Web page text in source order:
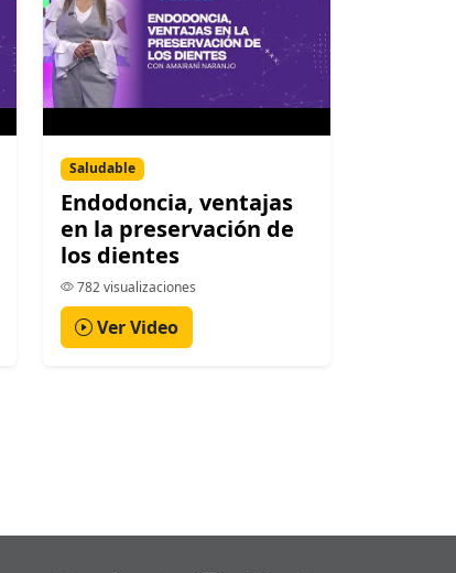
Saludable
Endodoncia, ventajas
en la preservación de
los dientes
782 visualizaciones
Ver Video